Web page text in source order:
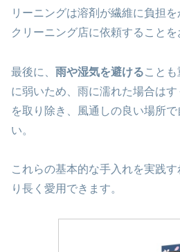
リーニングは溶剤が繊維に負担
クリーニング店に依頼することを
最後に、 雨や湿気を避けること
に弱いため、雨に濡れた場合は
を取り除き、風通しの良い場所
い。
これらの基本的な手入れを実践
り長く愛用できます。